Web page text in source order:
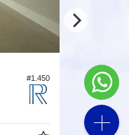
#1.450
5